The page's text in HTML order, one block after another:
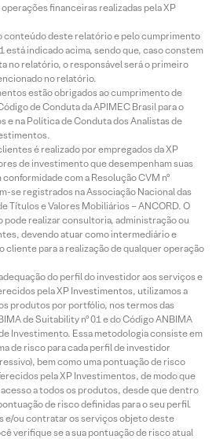
financeiras realizadas pela XP
conteúdo deste relatório e pelo cumprimento
está indicado acima, sendo que, caso constem
no relatório, o responsável será o primeiro
no relatório.
estão obrigados ao cumprimento de
de Conduta da APIMEC Brasil para o
e na Política de Conduta dos Analistas de
é realizado por empregados da XP
de investimento que desempenham suas
com a Resolução CVM nº
se registrados na Associação Nacional das
Títulos e Valores Mobiliários – ANCORD. O
pode realizar consultoria, administração ou
devendo atuar como intermediário e
cliente para a realização de qualquer operação
do perfil do investidor aos serviços e
pela XP Investimentos, utilizamos a
produtos por portfólio, nos termos das
de Suitability nº 01 e do Código ANBIMA
Investimento. Essa metodologia consiste em
de risco para cada perfil de investidor
bem como uma pontuação de risco
pela XP Investimentos, de modo que
a todos os produtos, desde que dentro
de risco definidas para o seu perfil.
e/ou contratar os serviços objeto deste
verifique se a sua pontuação de risco atual